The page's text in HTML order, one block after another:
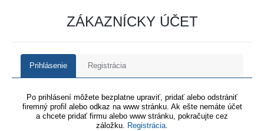
ZÁKAZNÍCKY ÚČET
Prihlásenie Registrácia
Po prihlásení môžete bezplatne upraviť, pridať alebo odstrániť
firemný profil alebo odkaz na www stránku. Ak ešte nemáte účet
a chcete pridať firmu alebo www stránku, pokračujte cez
záložku. Registrácia.